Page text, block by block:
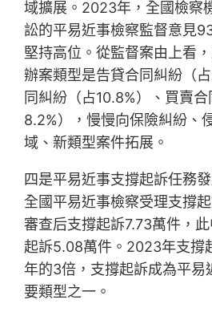
域擴展。2023年，全國檢察
訟的平易近事檢察監督意見
堅持高位。從監督案由上看
辦案類型是告貸合同糾紛（
同糾紛（占10.8%）、買賣
8.2%），慢慢向保險糾紛、
域、新類型案件拓展。
四是平易近事支撐起訴任務
全國平易近事檢察受理支撐
審查后支撐起訴7.73萬件，
起訴5.08萬件。2023年支撐
年的3倍，支撐起訴成為平易
要類型之一。